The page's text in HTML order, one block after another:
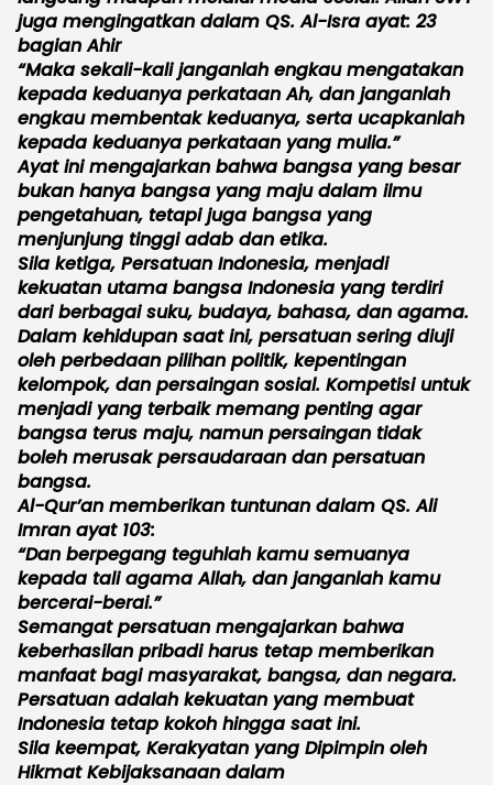
juga mengingatkan dalam QS. Al-Isra ayat: 23
bagian Ahir
“Maka sekali-kali janganlah engkau mengatakan
kepada keduanya perkataan Ah, dan janganlah
engkau membentak keduanya, serta ucapkanlah
kepada keduanya perkataan yang mulia.”
Ayat ini mengajarkan bahwa bangsa yang besar
bukan hanya bangsa yang maju dalam ilmu
pengetahuan, tetapi juga bangsa yang
menjunjung tinggi adab dan etika.
Sila ketiga, Persatuan Indonesia, menjadi
kekuatan utama bangsa Indonesia yang terdiri
dari berbagai suku, budaya, bahasa, dan agama.
Dalam kehidupan saat ini, persatuan sering diuji
oleh perbedaan pilihan politik, kepentingan
kelompok, dan persaingan sosial. Kompetisi untuk
menjadi yang terbaik memang penting agar
bangsa terus maju, namun persaingan tidak
boleh merusak persaudaraan dan persatuan
bangsa.
Al-Qur’an memberikan tuntunan dalam QS. Ali
Imran ayat 103:
“Dan berpegang teguhlah kamu semuanya
kepada tali agama Allah, dan janganlah kamu
bercerai-berai.”
Semangat persatuan mengajarkan bahwa
keberhasilan pribadi harus tetap memberikan
manfaat bagi masyarakat, bangsa, dan negara.
Persatuan adalah kekuatan yang membuat
Indonesia tetap kokoh hingga saat ini.
Sila keempat, Kerakyatan yang Dipimpin oleh
Hikmat Kebijaksanaan dalam